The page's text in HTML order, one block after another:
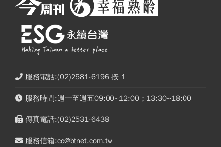
服務電話:(02)2581-6196 按 1
服務時間:週一至週五09:00~12:00；13:30~18:00
傳真電話:(02)2531-6438
服務信箱:cc@btnet.com.tw